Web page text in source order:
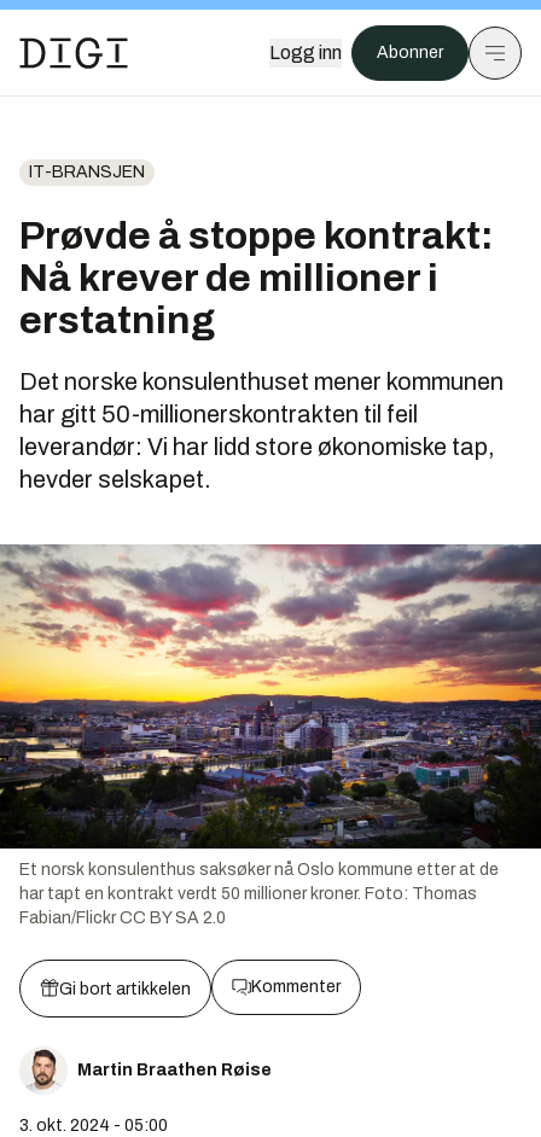
Logg inn Abonner
IT-BRANSJEN
Prøvde å stoppe kontrakt:
Nå krever de millioner i
erstatning
Det norske konsulenthuset mener kommunen
har gitt 50-millionerskontrakten til feil
leverandør: Vi har lidd store økonomiske tap,
hevder selskapet.
Et norsk konsulenthus saksøker nå Oslo kommune etter at de
har tapt en kontrakt verdt 50 millioner kroner. Foto: Thomas
Fabian/Flickr CC BY SA 2.0
Gi bort artikkelen Kommenter
Martin Braathen Røise
3. okt. 2024 - 05:00